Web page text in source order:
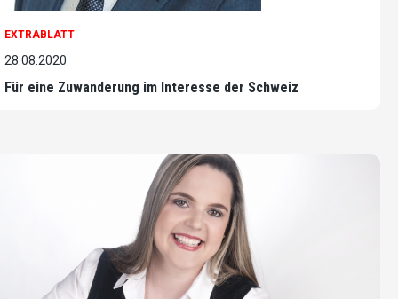
EXTRABLATT
28.08.2020
Für eine Zuwanderung im Interesse der Schweiz